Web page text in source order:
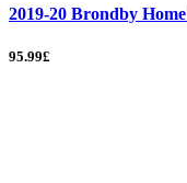
2019-20 Brondby
95.99£